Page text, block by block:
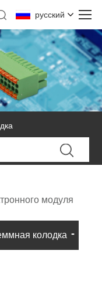
русский
модуля
колодка